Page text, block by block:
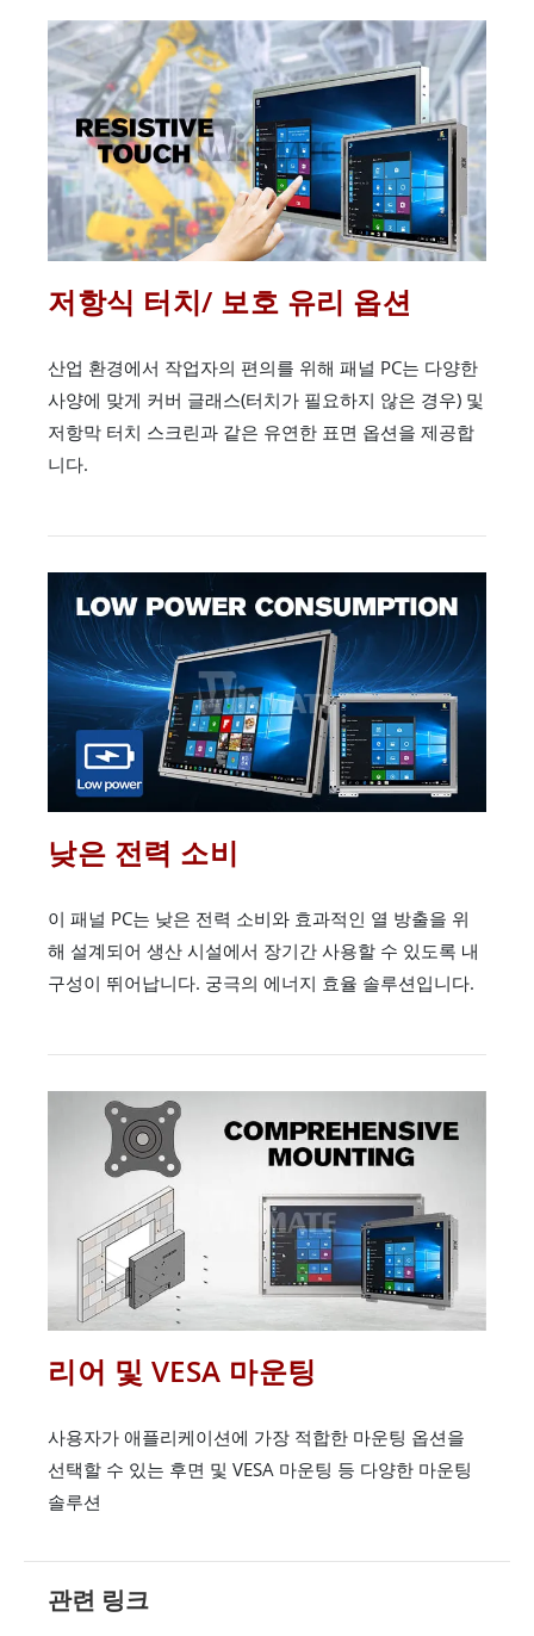
저항식 터치/ 보호 유리 옵션
산업 환경에서 작업자의 편의를 위해 패널 PC는 다양한
사양에 맞게 커버 글래스(터치가 필요하지 않은 경우) 및
저항막 터치 스크린과 같은 유연한 표면 옵션을 제공합
니다.
낮은 전력 소비
이 패널 PC는 낮은 전력 소비와 효과적인 열 방출을 위
해 설계되어 생산 시설에서 장기간 사용할 수 있도록 내
구성이 뛰어납니다. 궁극의 에너지 효율 솔루션입니다.
리어 및 VESA 마운팅
사용자가 애플리케이션에 가장 적합한 마운팅 옵션을
선택할 수 있는 후면 및 VESA 마운팅 등 다양한 마운팅
솔루션
관련 링크